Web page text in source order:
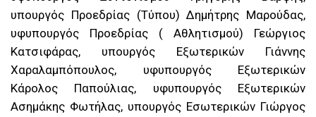
υπουργός Προεδρίας (Τύπου) Δημήτρης Μαρούδας,
υφυπουργός Προεδρίας ( Αθλητισμού) Γεώργιος
Κατσιφάρας, υπουργός Εξωτερικών Γιάννης
Χαραλαμπόπουλος, υφυπουργός Εξωτερικών
Κάρολος Παπούλιας, υφυπουργός Εξωτερικών
Ασημάκης Φωτήλας, υπουργός Εσωτερικών Γιώργος